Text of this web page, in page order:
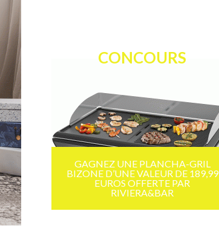
CONCOURS
GAGNEZ UNE PLANCHA-GRIL
BIZONE D’UNE VALEUR DE 189,99
EUROS OFFERTE PAR
RIVIERA&BAR